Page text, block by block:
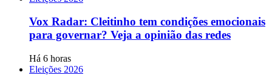
Vox Radar: Cleitinho tem condições emocionais
para governar? Veja a opinião das redes
Há 6 horas
Eleições 2026